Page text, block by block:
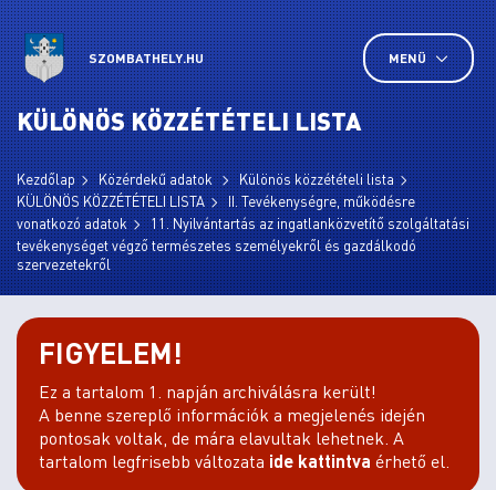
SZOMBATHELY.HU MENÜ
KÜLÖNÖS KÖZZÉTÉTELI LISTA
Kezdőlap Közérdekű adatok
Különös közzétételi lista
KÜLÖNÖS KÖZZÉTÉTELI LISTA
II. Tevékenységre, működésre
vonatkozó adatok
11. Nyilvántartás az ingatlanközvetítő szolgáltatási
tevékenységet végző természetes személyekről és gazdálkodó
szervezetekről
FIGYELEM!
Ez a tartalom 1. napján archiválásra került!
A benne szereplő információk a megjelenés idején
pontosak voltak, de mára elavultak lehetnek. A
tartalom legfrisebb változata ide kattintva érhető el.